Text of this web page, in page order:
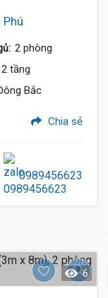
Phú
2 phòng
2 tầng
Bắc
Chia sẻ
0989456623
6